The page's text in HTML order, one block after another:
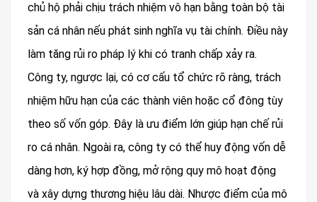
chủ hộ phải chịu trách nhiệm vô hạn bằng toàn bộ tài
sản cá nhân nếu phát sinh nghĩa vụ tài chính. Điều này
làm tăng rủi ro pháp lý khi có tranh chấp xảy ra.
Công ty, ngược lại, có cơ cấu tổ chức rõ ràng, trách
nhiệm hữu hạn của các thành viên hoặc cổ đông tùy
theo số vốn góp. Đây là ưu điểm lớn giúp hạn chế rủi
ro cá nhân. Ngoài ra, công ty có thể huy động vốn dễ
dàng hơn, ký hợp đồng, mở rộng quy mô hoạt động
và xây dựng thương hiệu lâu dài. Nhược điểm của mô